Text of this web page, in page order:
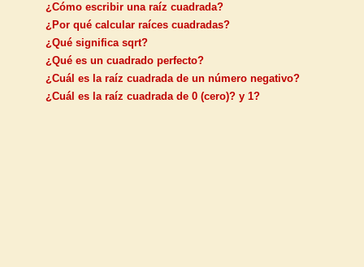
¿Cómo escribir una raíz cuadrada?
¿Por qué calcular raíces cuadradas?
¿Qué significa sqrt?
¿Qué es un cuadrado perfecto?
¿Cuál es la raíz cuadrada de un número negativo?
¿Cuál es la raíz cuadrada de 0 (cero)? y 1?